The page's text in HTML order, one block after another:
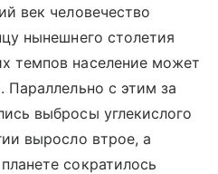
век человечество
нынешнего столетия
темпов население может
Параллельно с этим за
выбросы углекислого
выросло втрое, а
сократилось